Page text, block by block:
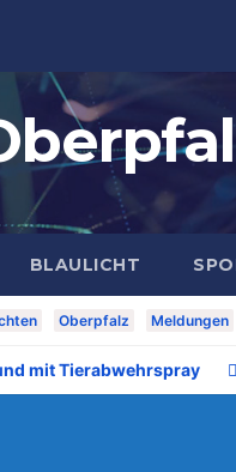
BLAULICHT
Oberpfalz Meldungen
mit Tierabwehrspray